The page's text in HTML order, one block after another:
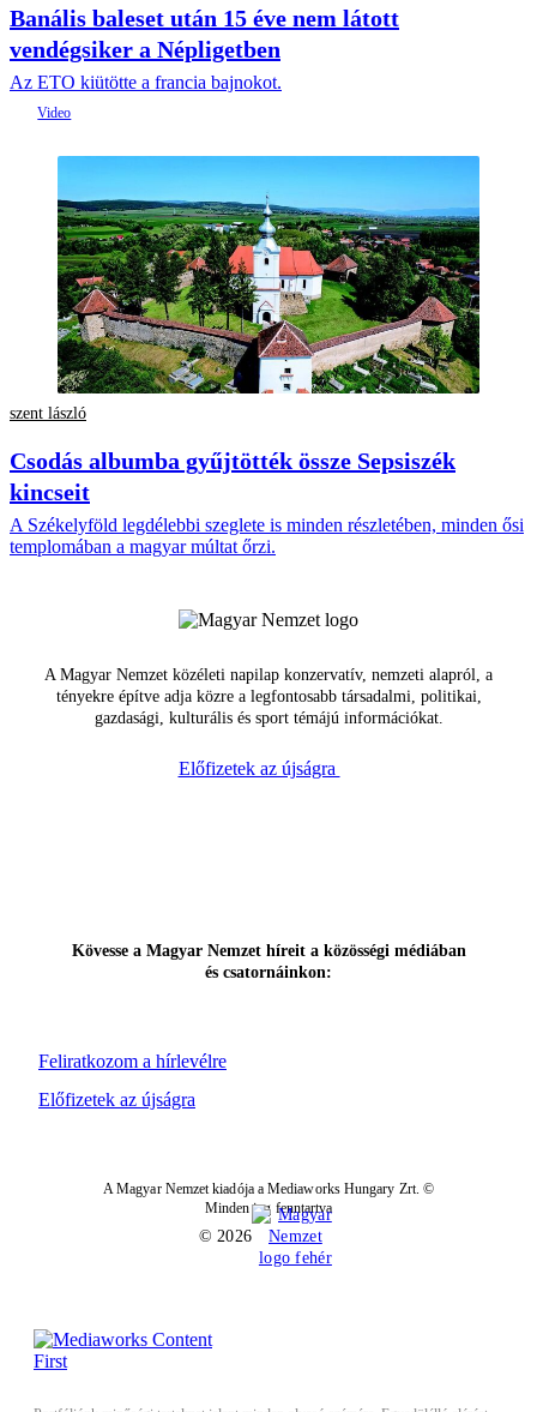
Banális baleset után 15 éve nem látott
vendégsiker a Népligetben
Az ETO kiütötte a francia bajnokot.
szent lászló
Csodás albumba gyűjtötték össze Sepsiszék
kincseit
A Székelyföld legdélebbi szeglete is minden részletében, minden ősi
templomában a magyar múltat őrzi.
A Magyar Nemzet közéleti napilap konzervatív, nemzeti alapról, a
tényekre építve adja közre a legfontosabb társadalmi, politikai,
gazdasági, kulturális és sport témájú információkat.
Előfizetek az újságra
Feliratkozom a hírlevélre
Kövesse a Magyar Nemzet híreit a közösségi médiában
és csatornáinkon:
Előfizetek az újságra
A Magyar Nemzet kiadója a Mediaworks Hungary Zrt. ©
Minden jog fenntartva
© 2026